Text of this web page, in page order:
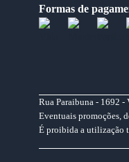
Formas de
Rua Paraibuna - 1692
Eventuais promoções,
É proibida a utilização